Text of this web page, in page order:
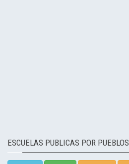
ESCUELAS PUBLICAS POR PUEBLOS